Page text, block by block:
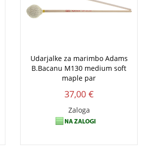
Udarjalke za marimbo Adams
B.Bacanu M130 medium soft
maple par
37,00 €
Zaloga